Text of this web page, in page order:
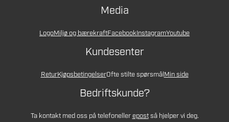
Media
LogoMiljø og bærekraftFacebookInstagramYoutube
Kundesenter
ReturKjøpsbetingelserOfte stilte spørsmålMin side
Bedriftskunde?
Ta kontakt med oss på telefonellerepostså hjelper vi deg.